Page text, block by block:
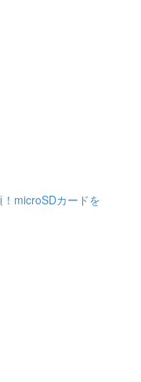
microSDカードを